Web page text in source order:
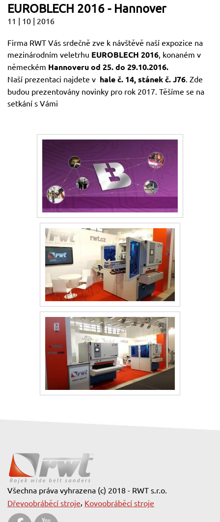
EUROBLECH 2016 - Hannover
11 | 10 | 2016
Firma RWT Vás srdečně zve k návštěvě naší expozice na
mezinárodním veletrhu EUROBLECH 2016, konaném v
německém Hannoveru od 25. do 29.10.2016.
Naší prezentaci najdete v hale č. 14, stánek č. J76. Zde
budou prezentovány novinky pro rok 2017. Těšíme se na
setkání s Vámi
Všechna práva vyhrazena (c) 2018 - RWT s.r.o.
Dřevoobráběcí stroje, Kovoobráběcí stroje